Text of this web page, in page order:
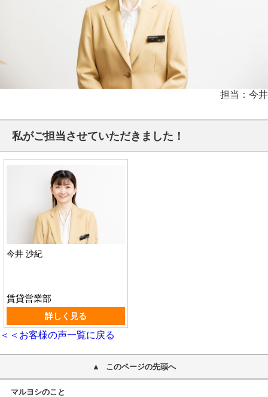
担当：今井
私がご担当させていただきました！
今井 沙紀
賃貸営業部
詳しく見る
＜＜お客様の声一覧に戻る
このページの先頭へ
マルヨシのこと